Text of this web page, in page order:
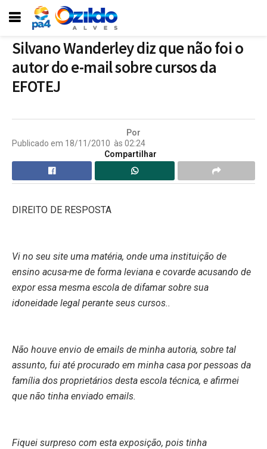
Silvano Wanderley diz que não foi o
autor do e-mail sobre cursos da
EFOTEJ
Por
Publicado em 18/11/2010 às 02:24
Compartilhar
DIREITO DE RESPOSTA
Vi no seu site uma matéria, onde uma instituição de
ensino acusa-me de forma leviana e covarde acusando de
expor essa mesma escola de difamar sobre sua
idoneidade legal perante seus cursos..
Não houve envio de emails de minha autoria, sobre tal
assunto, fui até procurado em minha casa por pessoas da
família dos proprietários desta escola técnica, e afirmei
que não tinha enviado emails.
Fiquei surpreso com esta exposição, pois tinha